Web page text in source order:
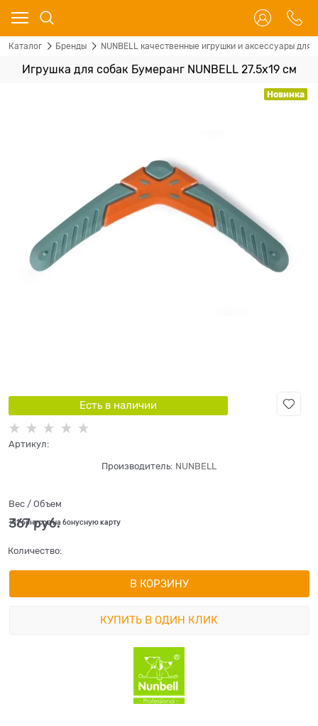
Каталог Бренды NUNBELL качественные игрушки и аксессуары
Игрушка для собак Бумеранг NUNBELL 27.5х19 см
Новинка
Есть в наличии
Артикул:
Производитель: NUNBELL
Вес / Объем
367 руб.
+11 бонусов на бонусную карту
Количество:
В КОРЗИНУ
КУПИТЬ В ОДИН КЛИК